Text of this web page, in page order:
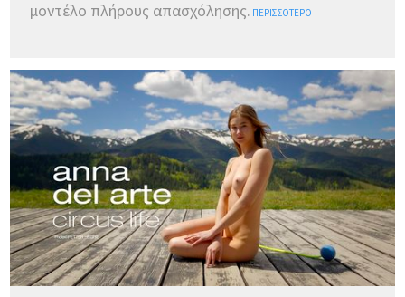
μοντέλο πλήρους απασχόλησης. ΠΕΡΙΣΣΌΤΕΡΟ